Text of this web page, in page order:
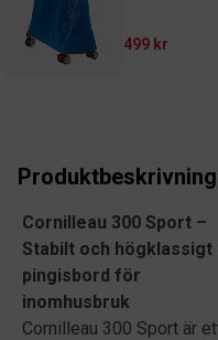
499 kr
Produktbeskrivning
Cornilleau 300 Sport –
Stabilt och högklassigt
pingisbord för
inomhusbruk
Cornilleau 300 Sport är